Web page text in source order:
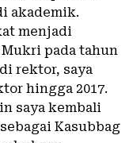
akademik.
menjadi
pada tahun
rektor, saya
hingga 2017.
saya kembali
Kasubbag